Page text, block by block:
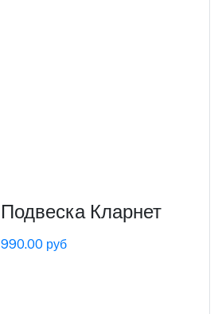
Подвеска Кларнет
990.00 руб